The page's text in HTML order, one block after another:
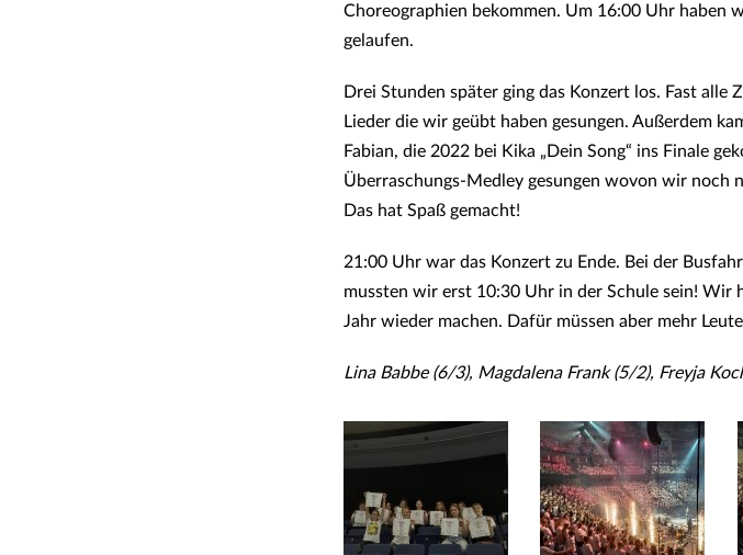
Choreographien bekommen. Um 16:00 Uhr haben
gelaufen.
Drei Stunden später ging das Konzert los. Fast
Lieder die wir geübt haben gesungen. Außerdem
Fabian, die 2022 bei Kika „Dein Song“ ins Finale
Überraschungs-Medley gesungen wovon wir
Das hat Spaß gemacht!
21:00 Uhr war das Konzert zu Ende. Bei der
mussten wir erst 10:30 Uhr in der Schule sein! Wir
Jahr wieder machen. Dafür müssen aber mehr
Lina Babbe (6/3), Magdalena Frank (5/2), Freyja